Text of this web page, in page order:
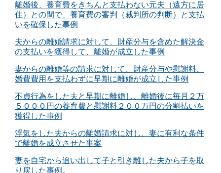
離婚後、養育費をきちんと支払わない元夫（遠方に居
住）との間で、養育費の審判（裁判所の判断）と支払
いを確保した事例
夫からの離婚請求に対して、財産分与を含めた解決金
の支払いを獲得して、離婚が成立した事例
妻からの離婚等の請求に対して、財産分与や慰謝料、
婚費費用を支払わずに早期に離婚が成立した事例
不貞行為をした夫と早期に離婚し、離婚後に毎月２万
５０００円の養育費と慰謝料２００万円の分割払いを
獲得した事例
浮気をした夫からの離婚請求に対し、妻に有利な条件
で離婚を成立させた事案
妻を自宅から追い出して子と引き離した夫から子を取
り戻した事例。